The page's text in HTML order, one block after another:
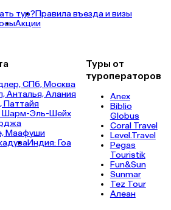
тур?Правила въезда и визы
Акции
СПб,Москва
Анталья,Алания
Паттайя
Шарм-Эль-Шейх
Маафуши
Индия:Гоа
Туры от
туроператоров
Anex
Biblio
Globus
Coral Travel
Level.Travel
Pegas
Touristik
Fun&Sun
Sunmar
Tez Tour
Алеан